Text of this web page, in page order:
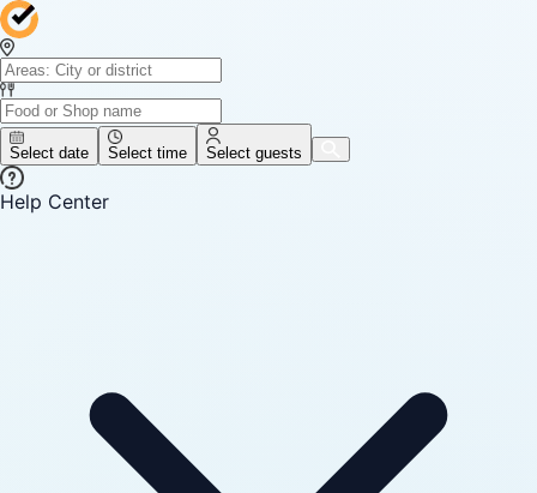
Select date Select time Select guests
Help Center